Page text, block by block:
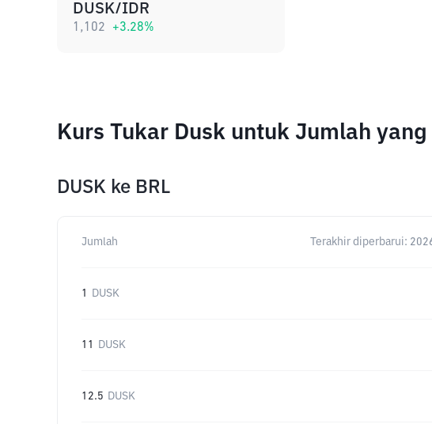
DUSK/IDR
1,102 +3.28%
Kurs Tukar Dusk untuk Jumlah
DUSK ke BRL
Jumlah Terakhir diperbarui:
1 DUSK
11 DUSK
12.5 DUSK